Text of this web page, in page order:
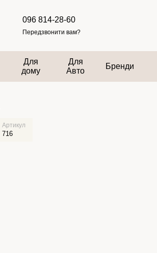
096 814-28-60
Передзвонити вам?
Для
дому
Для
Авто
Бренди
Артикул
716